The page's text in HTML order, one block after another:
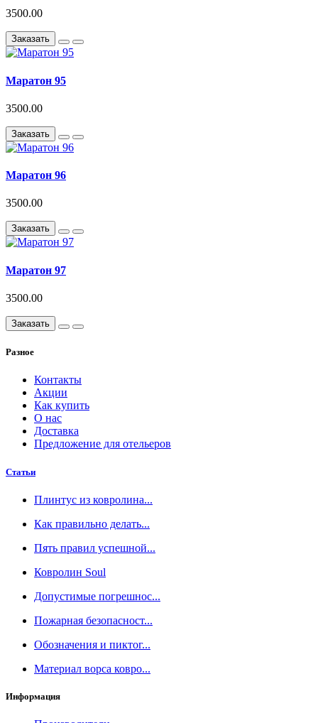
3500.00
Заказать
Маратон 95
3500.00
Заказать
Маратон 96
3500.00
Заказать
Маратон 97
3500.00
Заказать
Разное
Контакты
Акции
Как купить
О нас
Доставка
Предложение для отельеров
Статьи
Плинтус из ковролина...
Как правильно делать...
Пять правил успешной...
Ковролин Soul
Допустимые погрешнос...
Пожарная безопасност...
Обозначения и пиктог...
Материал ворса ковро...
Информация